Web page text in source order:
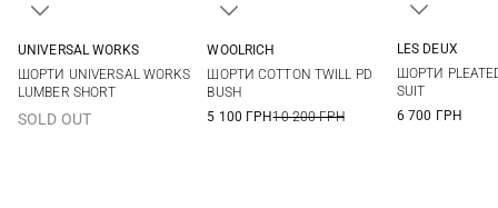
38
UNIVERSAL WORKS
ШОРТИ UNIVERSAL WORKS
LUMBER SHORT
SOLD OUT
WOOLRICH
ШОРТИ COTTON TWILL PD
BUSH
5 100 ГРН10 200 ГРН
34
LES DEUX
ШОРТИ
SUIT
6 700 ГРН